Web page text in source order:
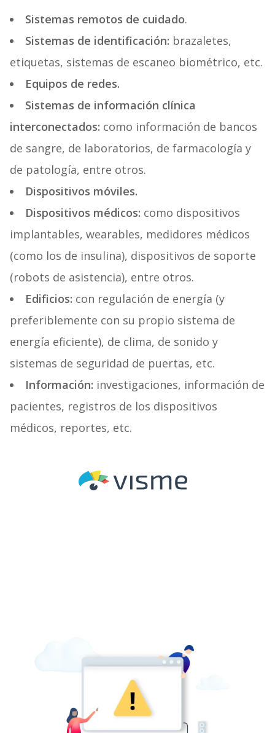
Sistemas remotos de cuidado.
Sistemas de identificación: brazaletes,
etiquetas, sistemas de escaneo biométrico, etc.
Equipos de redes.
Sistemas de información clínica
interconectados: como información de bancos
de sangre, de laboratorios, de farmacología y
de patología, entre otros.
Dispositivos móviles.
Dispositivos médicos: como dispositivos
implantables, wearables, medidores médicos
(como los de insulina), dispositivos de soporte
(robots de asistencia), entre otros.
Edificios: con regulación de energía (y
preferiblemente con su propio sistema de
energía eficiente), de clima, de sonido y
sistemas de seguridad de puertas, etc.
Información: investigaciones, información de
pacientes, registros de los dispositivos
médicos, reportes, etc.